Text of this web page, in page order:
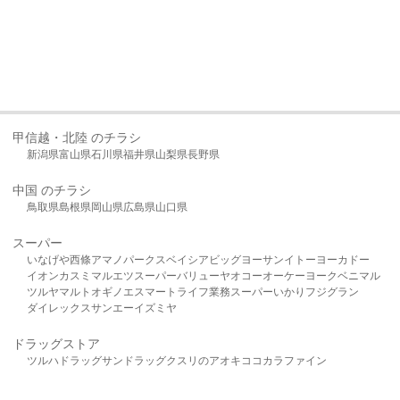
甲信越・北陸 のチラシ
新潟県富山県石川県福井県山梨県長野県
中国 のチラシ
鳥取県島根県岡山県広島県山口県
スーパー
いなげや西條アマノパークスベイシア ビッグヨーサンイトーヨーカドー
イオンカスミ マルエツスーパーバリューヤオコーオーケー ヨークベニマル
ツルヤマルト オギノ エスマート ライフ業務スーパーいかり フジグラン
ダイレックスサンエーイズミヤ
ドラッグストア
ツルハドラッグサンドラッグクスリのアオキ ココカラファイン